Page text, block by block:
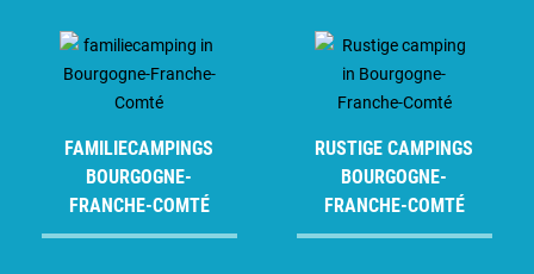
FAMILIECAMPINGS
BOURGOGNE-
FRANCHE-COMTÉ
RUSTIGE CAMPINGS
BOURGOGNE-
FRANCHE-COMTÉ